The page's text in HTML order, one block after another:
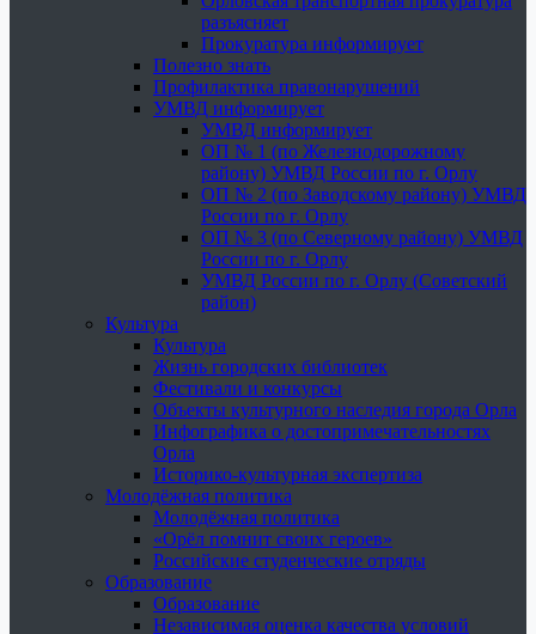
разъясняет
Прокуратура информирует
Полезно знать
Профилактика правонарушений
УМВД информирует
УМВД информирует
ОП № 1 (по Железнодорожному
району) УМВД России по г. Орлу
ОП № 2 (по Заводскому району) УМВД
России по г. Орлу
ОП № 3 (по Северному району) УМВД
России по г. Орлу
УМВД России по г. Орлу (Советский
район)
Культура
Культура
Жизнь городских библиотек
Фестивали и конкурсы
Объекты культурного наследия города Орла
Инфографика о достопримечательностях
Орла
Историко-культурная экспертиза
Молодёжная политика
Молодёжная политика
«Орёл помнит своих героев»
Российские студенческие отряды
Образование
Образование
Независимая оценка качества условий